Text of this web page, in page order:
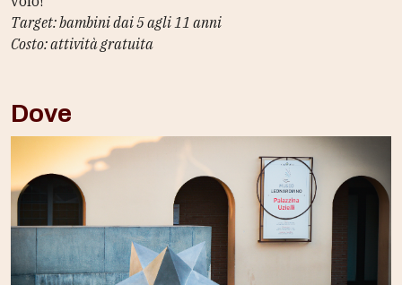
Target: bambini dai 5 agli 11 anni
Costo: attività gratuita
Dove